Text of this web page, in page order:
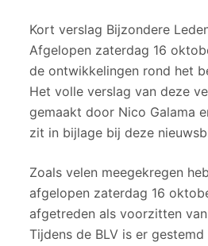
Kort verslag Bijzondere
Afgelopen zaterdag 16
de ontwikkelingen rond het
Het volle verslag van deze
gemaakt door Nico Galama
zit in bijlage bij deze
Zoals velen meegekregen
afgelopen zaterdag 16
afgetreden als voorzitten
Tijdens de BLV is er